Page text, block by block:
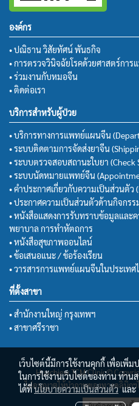
องค์กร
• ปณิธาน วิสัยทัศน์ พันธกิจ
• การตรวจวินิจฉัยโรคด้วยศาสตร์กา
• ร่วมงานกับหมอจีน
• ติดต่อเรา
บริการสำหรับผู้ป่วย
• บริการทางการแพทย์แผนจีน
• ระบบติดตามการจัดส่งยาจีน
• ระบบตรวจสอบสถานะใบยา (Check
• ระบบนัดหมายแพทย์จีน
• คำประกาศเกี่ยวกับความเป็นส่วนตัว
• ประกาศความเป็นส่วนตัวด้านกิจกร
• หนังสือแสดงการรับทราบข้อมูลและ
พยาบาล การทำหัตถการ
• หนังสือสุขภาพออนไลน์
• ข้อเสนอแนะ / ข้อร้องเรียน
• วารสารการแพทย์แผนจีนในประเทศ
ที่ตั้งสาขา
• สำนักงานใหญ่ กรุงเทพฯ
• สาขาศรีราชา
Huachiew TCM Clinic©
ไม่อนุญาตให้นำภาพของทางคลินิก
เว็บไซต์นี้มีการใช้งานคุกกี้ เพื่อเ
ในการใช้งานเว็บไซต์ของท่าน ท่าน
ได้ที่นโยบายความเป็นส่วนตัวและ